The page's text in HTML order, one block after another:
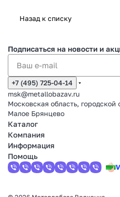
Назад к списку
Подписаться на новости и
+7 (495) 725-04-14
msk@metallobazav.ru
Московская область, городской
Малое Брянцево
Каталог
Компания
Информация
Помощь